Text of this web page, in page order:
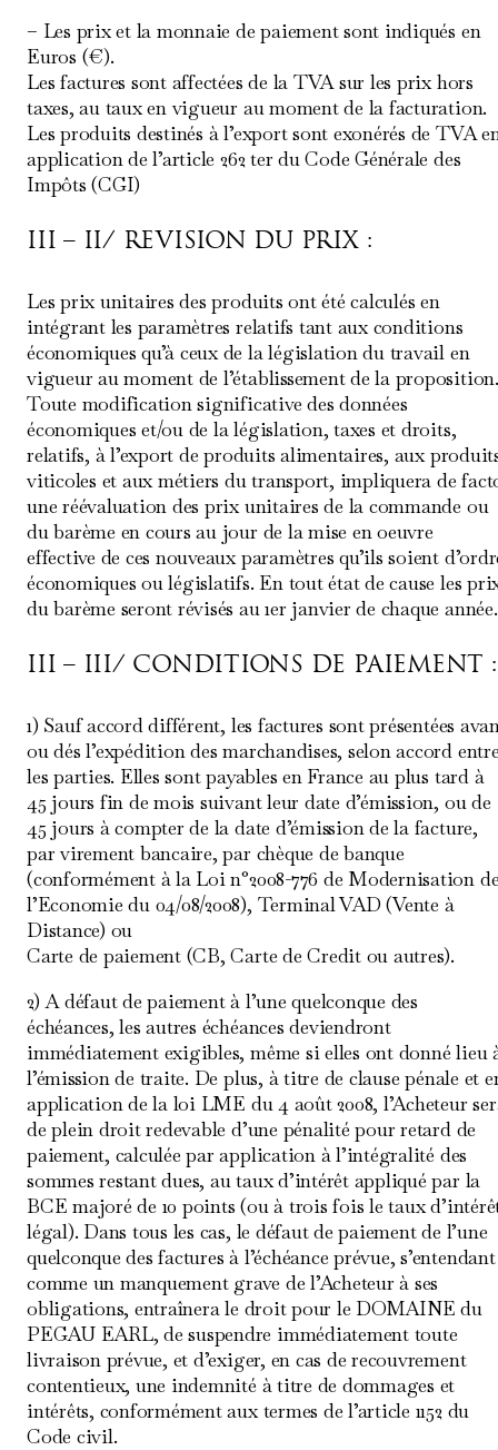
– Les prix et la monnaie de paiement sont indiqués en
Euros (€).
Les factures sont affectées de la TVA sur les prix hors
taxes, au taux en vigueur au moment de la facturation.
Les produits destinés à l’export sont exonérés de TVA
application de l’article 262 ter du Code Générale des
Impôts (CGI)
III – II/ REVISION DU PRIX :
Les prix unitaires des produits ont été calculés en
intégrant les paramètres relatifs tant aux conditions
économiques qu’à ceux de la législation du travail en
vigueur au moment de l’établissement de la proposition.
Toute modification significative des données
économiques et/ou de la législation, taxes et droits,
relatifs, à l’export de produits alimentaires, aux
viticoles et aux métiers du transport, impliquera de
une réévaluation des prix unitaires de la commande ou
du barème en cours au jour de la mise en oeuvre
effective de ces nouveaux paramètres qu’ils soient
économiques ou législatifs. En tout état de cause les
du barème seront révisés au 1er janvier de chaque année.
III – III/ CONDITIONS DE PAIEMENT :
1) Sauf accord différent, les factures sont présentées
ou dés l’expédition des marchandises, selon accord
les parties. Elles sont payables en France au plus tard à
45 jours fin de mois suivant leur date d’émission, ou de
45 jours à compter de la date d’émission de la facture,
par virement bancaire, par chèque de banque
(conformément à la Loi n°2008-776 de Modernisation
l’Economie du 04/08/2008), Terminal VAD (Vente à
Distance) ou
Carte de paiement (CB, Carte de Credit ou autres).
2) A défaut de paiement à l’une quelconque des
échéances, les autres échéances deviendront
immédiatement exigibles, même si elles ont donné lieu
l’émission de traite. De plus, à titre de clause pénale et
application de la loi LME du 4 août 2008, l’Acheteur
de plein droit redevable d’une pénalité pour retard de
paiement, calculée par application à l’intégralité des
sommes restant dues, au taux d’intérêt appliqué par la
BCE majoré de 10 points (ou à trois fois le taux
légal). Dans tous les cas, le défaut de paiement de l’une
quelconque des factures à l’échéance prévue, s’entendant
comme un manquement grave de l’Acheteur à ses
obligations, entraînera le droit pour le DOMAINE du
PEGAU EARL, de suspendre immédiatement toute
livraison prévue, et d’exiger, en cas de recouvrement
contentieux, une indemnité à titre de dommages et
intérêts, conformément aux termes de l’article 1152 du
Code civil.